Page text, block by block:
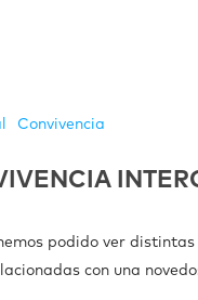
Convivencia
podido ver
con una